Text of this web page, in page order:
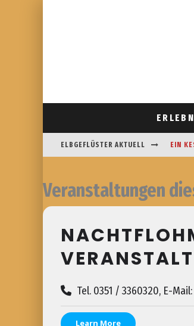
ELBGEFLÜSTER AKTUELL EIN
DAS
Veranstaltungen
Tel. 0351 / 3360320, E-
Learn More